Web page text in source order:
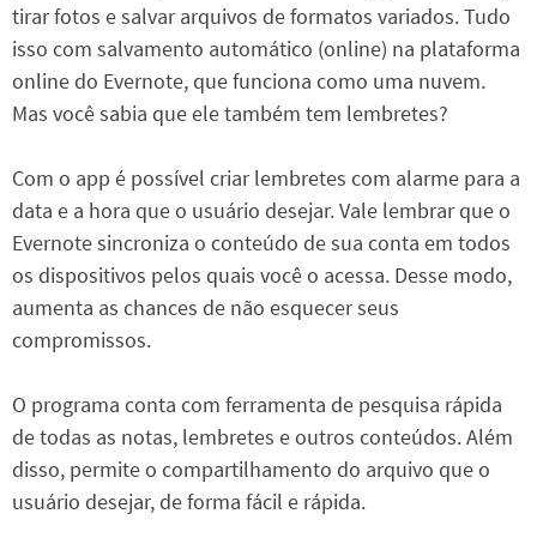
tirar fotos e salvar arquivos de formatos variados. Tudo
isso com salvamento automático (online) na plataforma
online do Evernote, que funciona como uma nuvem.
Mas você sabia que ele também tem lembretes?
Com o app é possível criar lembretes com alarme para a
data e a hora que o usuário desejar. Vale lembrar que o
Evernote sincroniza o conteúdo de sua conta em todos
os dispositivos pelos quais você o acessa. Desse modo,
aumenta as chances de não esquecer seus
compromissos.
O programa conta com ferramenta de pesquisa rápida
de todas as notas, lembretes e outros conteúdos. Além
disso, permite o compartilhamento do arquivo que o
usuário desejar, de forma fácil e rápida.